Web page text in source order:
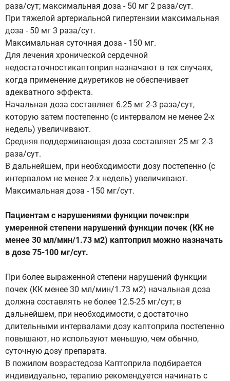
раза/сут; максимальная доза - 50 мг 2 раза/сут.
При тяжелой артериальной гипертензии максимальная
доза - 50 мг 3 раза/сут.
Максимальная суточная доза - 150 мг.
Для лечения хронической сердечной
недостаточностикаптоприл назначают в тех случаях,
когда применение диуретиков не обеспечивает
адекватного эффекта.
Начальная доза составляет 6.25 мг 2-3 раза/сут,
которую затем постепенно (с интервалом не менее 2-х
недель) увеличивают.
Средняя поддерживающая доза составляет 25 мг 2-3
раза/сут.
В дальнейшем, при необходимости дозу постепенно (с
интервалом не менее 2-х недель) увеличивают.
Максимальная доза - 150 мг/сут.
Пациентам с нарушениями функции почек:при
умеренной степени нарушений функции почек (КК не
менее 30 мл/мин/1.73 м2) каптоприл можно назначать
в дозе 75-100 мг/сут.
При более выраженной степени нарушений функции
почек (КК менее 30 мл/мин/1.73 м2) начальная доза
должна составлять не более 12.5-25 мг/сут; в
дальнейшем, при необходимости, с достаточно
длительными интервалами дозу каптоприла постепенно
повышают, но используют меньшую, чем обычно,
суточную дозу препарата.
В пожилом возрастедоза Каптоприла подбирается
индивидуально, терапию рекомендуется начинать с